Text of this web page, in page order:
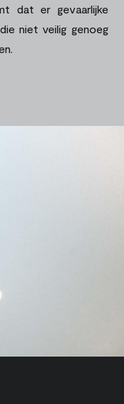
dat er gevaarlijke
niet veilig genoeg